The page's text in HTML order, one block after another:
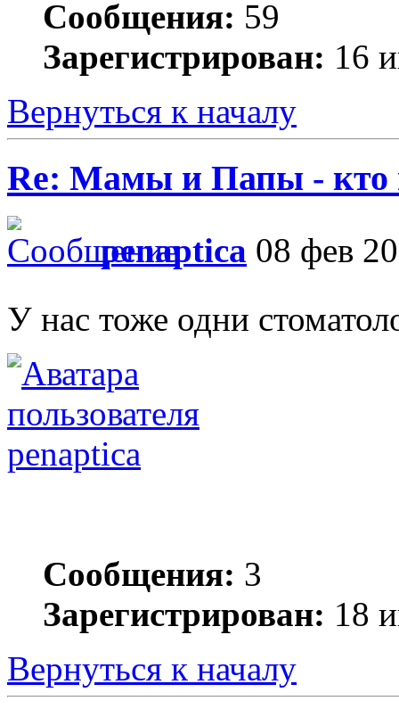
Сообщения: 59
Зарегистрирован: 16
Вернуться к началу
Re: Мамы и Папы - кто
penaptica 08 фев
У нас тоже одни
penaptica
Сообщения: 3
Зарегистрирован: 18
Вернуться к началу